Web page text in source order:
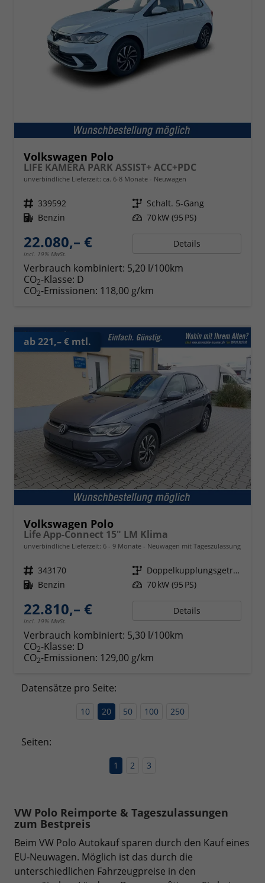
Volkswagen Polo
LIFE KAMERA PARK ASSIST+ ACC+PDC
unverbindliche Lieferzeit: ca. 6-8 Monate Neuwagen
Fahrzeugnr. 339592 Getriebe Schalt. 5-Gang
Kraftstoff Benzin Leistung 70 kW (95 PS)
22.080,– €
incl. 19% MwSt.
Details
Verbrauch kombiniert: 5,20 l/100km
CO2-Klasse: D
CO2-Emissionen: 118,00 g/km
ab 221,– € mtl.
Volkswagen Polo
Life App-Connect 15" LM Klima
unverbindliche Lieferzeit: 6 - 9 Monate Neuwagen mit Tageszulassung
Fahrzeugnr. 343170 Getriebe
Doppelkupplungsgetriebe (DSG)
Kraftstoff Benzin Leistung 70 kW (95 PS)
22.810,– €
incl. 19% MwSt.
Details
Verbrauch kombiniert: 5,30 l/100km
CO2-Klasse: D
CO2-Emissionen: 129,00 g/km
Datensätze pro Seite:
10 20 50 100 250
Seiten:
1 2 3
VW Polo Reimporte & Tageszulassungen
zum Bestpreis
Beim VW Polo Autokauf sparen durch den Kauf eines
EU-Neuwagen. Möglich ist das durch die
unterschiedlichen Fahrzeugpreise in den